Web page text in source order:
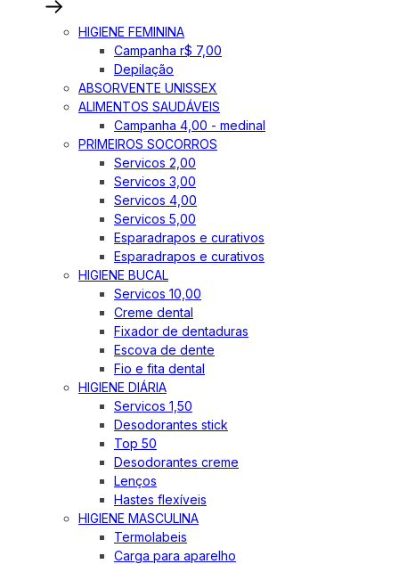
HIGIENE FEMININA
Campanha r$ 7,00
Depilação
ABSORVENTE UNISSEX
ALIMENTOS SAUDÁVEIS
Campanha 4,00 - medinal
PRIMEIROS SOCORROS
Servicos 2,00
Servicos 3,00
Servicos 4,00
Servicos 5,00
Esparadrapos e curativos
Esparadrapos e curativos
HIGIENE BUCAL
Servicos 10,00
Creme dental
Fixador de dentaduras
Escova de dente
Fio e fita dental
HIGIENE DIÁRIA
Servicos 1,50
Desodorantes stick
Top 50
Desodorantes creme
Lenços
Hastes flexíveis
HIGIENE MASCULINA
Termolabeis
Carga para aparelho